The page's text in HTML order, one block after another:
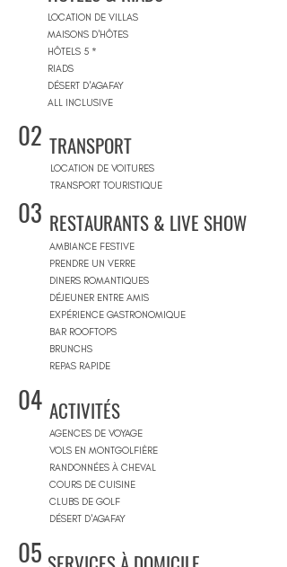
LOCATION DE VILLAS
MAISONS D'HÔTES
HÔTELS 5 *
RIADS
DÉSERT D'AGAFAY
ALL INCLUSIVE
02 TRANSPORT
LOCATION DE VOITURES
TRANSPORT TOURISTIQUE
03 RESTAURANTS & LIVE SHOW
AMBIANCE FESTIVE
PRENDRE UN VERRE
DINERS ROMANTIQUES
DÉJEUNER ENTRE AMIS
EXPÉRIENCE GASTRONOMIQUE
BAR ROOFTOPS
BRUNCHS
REPAS RAPIDE
04 ACTIVITÉS
AGENCES DE VOYAGE
VOLS EN MONTGOLFIÈRE
RANDONNÉES À CHEVAL
COURS DE CUISINE
CLUBS DE GOLF
DÉSERT D'AGAFAY
05